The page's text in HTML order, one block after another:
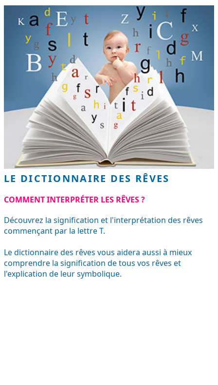
LE DICTIONNAIRE DES RÊVES
COMMENT INTERPRÉTER LES RÊVES ?
Découvrez la signification et l'interprétation des rêves
commençant par la lettre T.
Le dictionnaire des rêves vous aidera aussi à mieux
comprendre la signification de tous vos rêves et
l'explication de leur symbolique.